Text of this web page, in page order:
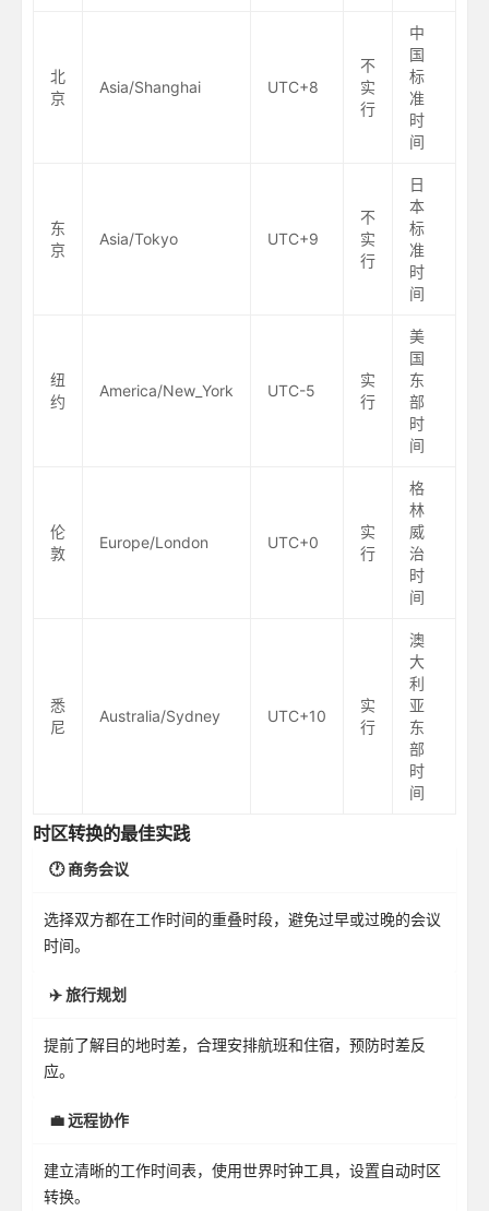
北
京
Asia/Shanghai UTC+8
不
实
行
中
国
标
准
时
间
东
京
Asia/Tokyo UTC+9
不
实
行
日
本
标
准
时
间
纽
约
America/New_York UTC-5
实
行
美
国
东
部
时
间
伦
敦
Europe/London UTC+0
实
行
格
林
威
治
时
间
悉
尼
Australia/Sydney UTC+10
实
行
澳
大
利
亚
东
部
时
间
时区转换的最佳实践
🕐 商务会议
选择双方都在工作时间的重叠时段，避免过早或过晚的会议
时间。
✈️ 旅行规划
提前了解目的地时差，合理安排航班和住宿，预防时差反
应。
💼 远程协作
建立清晰的工作时间表，使用世界时钟工具，设置自动时区
转换。